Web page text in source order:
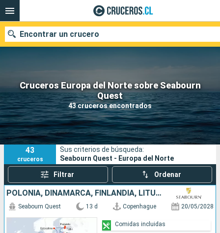
Cruceros Europa del Norte sobre Seabourn
Quest
43 cruceros encontrados
Encontrar un crucero
Nuestros destinos
Fecha de salida
Puertos Compañías
Buscar
43
cruceros
Sus criterios de búsqueda:
Seabourn Quest - Europa del Norte
Filtrar Ordenar
POLONIA, DINAMARCA, FINLANDIA, LITUANIA, SUECIA, TURQUÍA, LETONIA, ESTONIA
Seabourn Quest 13 d Copenhague 20/05/2028
Comidas incluidas